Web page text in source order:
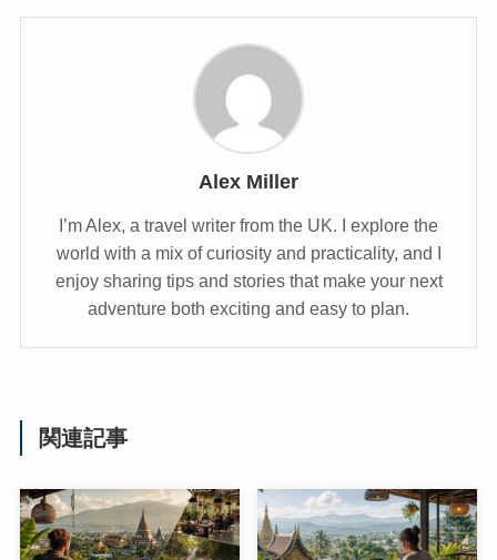
Alex Miller
I’m Alex, a travel writer from the UK. I explore the
world with a mix of curiosity and practicality, and I
enjoy sharing tips and stories that make your next
adventure both exciting and easy to plan.
関連記事